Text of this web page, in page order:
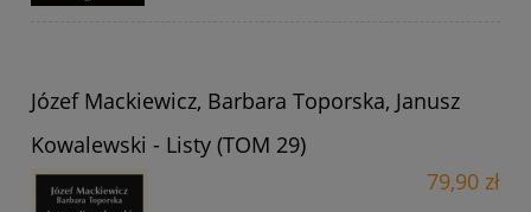
Józef Mackiewicz, Barbara Toporska, Janusz
Kowalewski - Listy (TOM 29)
79,90 zł